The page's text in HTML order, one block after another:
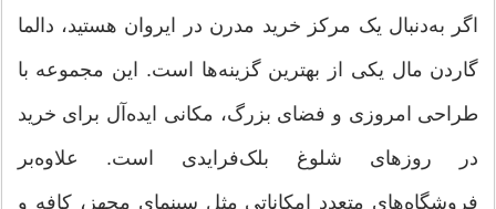
اگر به‌دنبال یک مرکز خرید مدرن در ایروان هستید، دالما
گاردن مال یکی از بهترین گزینه‌ها است. این مجموعه با
طراحی امروزی و فضای بزرگ، مکانی ایده‌آل برای خرید
در روزهای شلوغ بلک‌فرایدی است. علاوه‌بر
فروشگاه‌های متعدد امکاناتی مثل سینمای مجهز، کافه و